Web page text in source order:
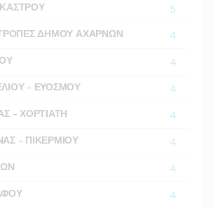
5
ΔΗΜΟΥ ΑΧΑΡΝΩΝ 4
4
- ΕΥΟΣΜΟΥ 4
- ΧΟΡΤΙΑΤΗ 4
- ΠΙΚΕΡΜΙΟΥ 4
4
4